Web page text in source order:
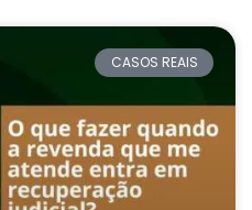
CASOS REAIS